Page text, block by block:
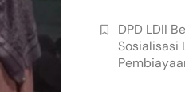
DPD LDII
Sosialisasi